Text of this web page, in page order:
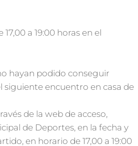
a 19:00 horas en el
hayan podido conseguir
siguiente encuentro en casa de
de la web de acceso,
de Deportes, en la fecha y
en horario de 17,00 a 19:00